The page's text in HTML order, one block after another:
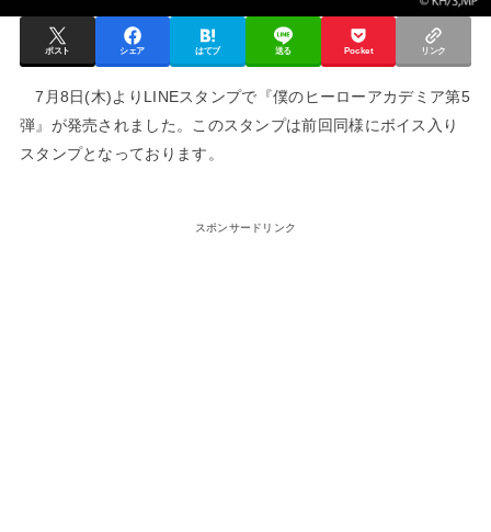
ポスト シェア はてブ 送る Pocket リンク
7月8日(木)よりLINEスタンプで『僕のヒーローアカデミア第5
弾』が発売されました。このスタンプは​前回同様にボイス入り
スタンプとなっております。
スポンサードリンク